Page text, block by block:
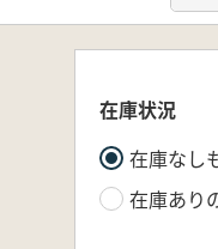
在庫状況
在庫なし
在庫あり